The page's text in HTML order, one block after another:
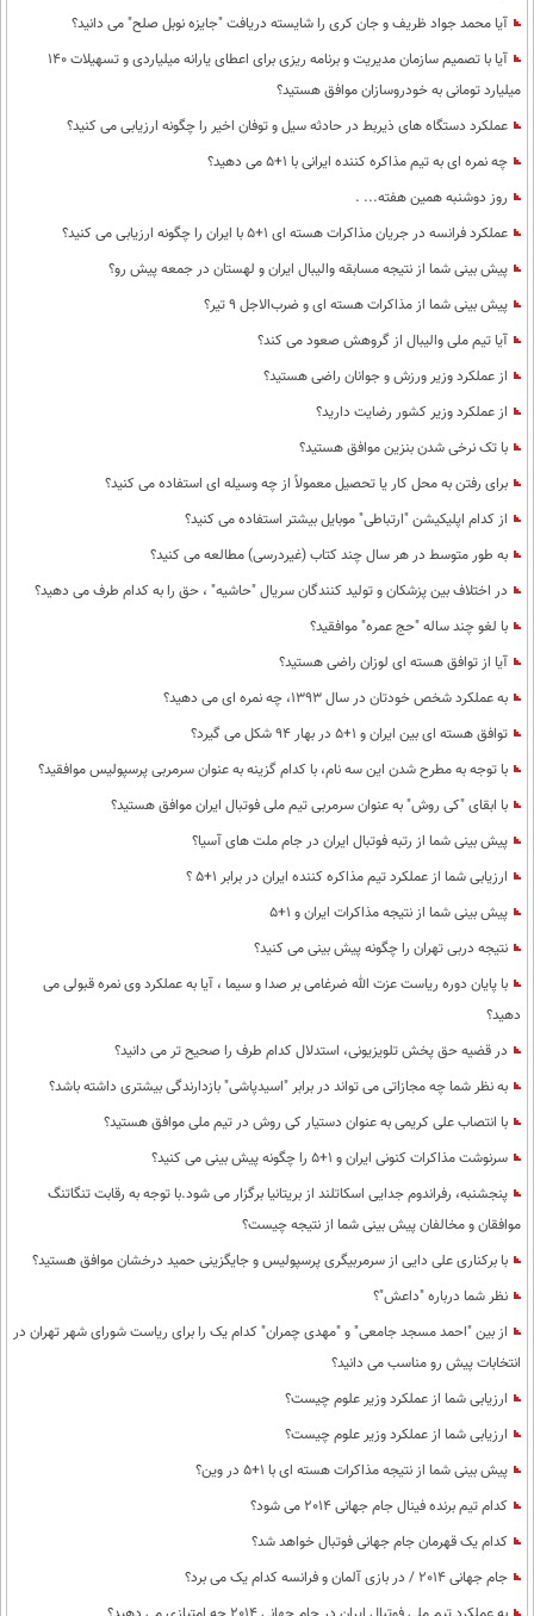
آیا محمد جواد ظریف و جان کری را شایسته دریافت "جایزه نوبل صلح" می دانید؟
آیا با تصمیم سازمان مدیریت و برنامه ریزی برای اعطای یارانه میلیاردی و تسهیلات 140
میلیارد تومانی به خودروسازان موافق هستید؟
عملکرد دستگاه های ذیربط در حادثه سیل و توفان اخیر را چگونه ارزیابی می کنید؟
چه نمره ای به تیم مذاکره کننده ایرانی با 1+5 می دهید؟
روز دوشنبه همین هفته... .
عملکرد فرانسه در جریان مذاکرات هسته ای 1+5 با ایران را چگونه ارزیابی می کنید؟
پیش بینی شما از نتیجه مسابقه والیبال ایران و لهستان در جمعه پیش رو؟
پیش بینی شما از مذاکرات هسته ای و ضرب‌الاجل 9 تیر؟
آیا تیم ملی والیبال از گروهش صعود می کند؟
از عملکرد وزیر ورزش و جوانان راضی هستید؟
از عملکرد وزیر کشور رضایت دارید؟
با تک نرخی شدن بنزین موافق هستید؟
برای رفتن به محل کار یا تحصیل معمولاً از چه وسیله ای استفاده می کنید؟
از کدام اپلیکیشن "ارتباطی" موبایل بیشتر استفاده می کنید؟
به طور متوسط در هر سال چند کتاب (غیردرسی) مطالعه می کنید؟
در اختلاف بین پزشکان و تولید کنندگان سریال "حاشیه" ، حق را به کدام طرف می دهید؟
با لغو چند ساله "حج عمره" موافقید؟
آیا از توافق هسته ای لوزان راضی هستید؟
به عملکرد شخص خودتان در سال 1393، چه نمره ای می دهید؟
توافق هسته ای بین ایران و 1+5 در بهار 94 شکل می گیرد؟
با توجه به مطرح شدن این سه نام، با کدام گزینه به عنوان سرمربی پرسپولیس موافقید؟
با ابقای "کی روش" به عنوان سرمربی تیم ملی فوتبال ایران موافق هستید؟
پیش بینی شما از رتبه فوتبال ایران در جام ملت های آسیا؟
ارزیابی شما از عملکرد تیم مذاکره کننده ایران در برابر 1+5 ؟
پیش بینی شما از نتیجه مذاکرات ایران و 1+5
نتیجه دربی تهران را چگونه پیش بینی می کنید؟
با پایان دوره ریاست عزت الله ضرغامی بر صدا و سیما ، آیا به عملکرد وی نمره قبولی می
دهید؟
در قضیه حق پخش تلویزیونی، استدلال کدام طرف را صحیح تر می دانید؟
به نظر شما چه مجازاتی می تواند در برابر "اسید‌پاشی" بازدارندگی بیشتری داشته باشد؟
با انتصاب علی کریمی به عنوان دستیار کی روش در تیم ملی موافق هستید؟
سرنوشت مذاکرات کنونی ایران و 1+5 را چگونه پیش بینی می کنید؟
پنجشنبه، رفراندوم جدایی اسکاتلند از بریتانیا برگزار می شود.با توجه به رقابت تنگاتنگ
موافقان و مخالفان پیش بینی شما از نتیجه چیست؟
با برکناری علی دایی از سرمربیگری پرسپولیس و جایگزینی حمید درخشان موافق هستید؟
نظر شما درباره "داعش"؟
از بین "احمد مسجد جامعی" و "مهدی چمران" کدام یک را برای ریاست شورای شهر تهران در
انتخابات پیش رو مناسب می دانید؟
ارزیابی شما از عملکرد وزیر علوم چیست؟
ارزیابی شما از عملکرد وزیر علوم چیست؟
پیش بینی شما از نتیجه مذاکرات هسته ای با 1+5 در وین؟
کدام تیم برنده فینال جام جهانی 2014 می شود؟
کدام یک قهرمان جام جهانی فوتبال خواهد شد؟
جام جهانی 2014 / در بازی آلمان و فرانسه کدام یک می برد؟